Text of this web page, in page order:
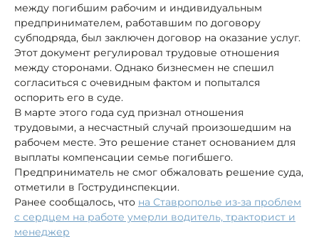
между погибшим рабочим и индивидуальным
предпринимателем, работавшим по договору
субподряда, был заключен договор на оказание услуг.
Этот документ регулировал трудовые отношения
между сторонами. Однако бизнесмен не спешил
согласиться с очевидным фактом и попытался
оспорить его в суде.
В марте этого года суд признал отношения
трудовыми, а несчастный случай произошедшим на
рабочем месте. Это решение станет основанием для
выплаты компенсации семье погибшего.
Предприниматель не смог обжаловать решение суда,
отметили в Гострудинспекции.
Ранее сообщалось, что на Ставрополье из-за проблем
с сердцем на работе умерли водитель, тракторист и
менеджер